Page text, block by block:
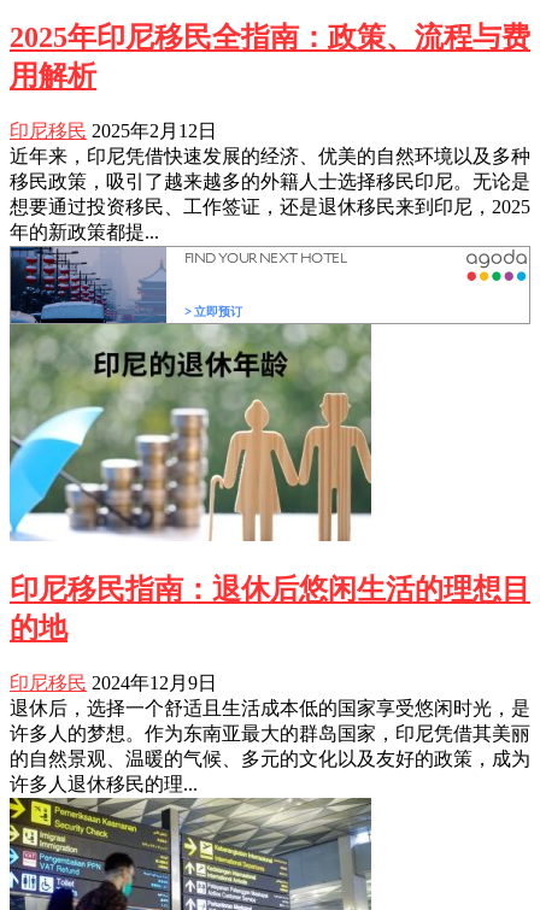
2025年印尼移民全指南：政策、流程与费
用解析
印尼移民 2025年2月12日
近年来，印尼凭借快速发展的经济、优美的自然环境以及多种
移民政策，吸引了越来越多的外籍人士选择移民印尼。无论是
想要通过投资移民、工作签证，还是退休移民来到印尼，2025
年的新政策都提...
印尼移民指南：退休后悠闲生活的理想目
的地
印尼移民 2024年12月9日
退休后，选择一个舒适且生活成本低的国家享受悠闲时光，是
许多人的梦想。作为东南亚最大的群岛国家，印尼凭借其美丽
的自然景观、温暖的气候、多元的文化以及友好的政策，成为
许多人退休移民的理...